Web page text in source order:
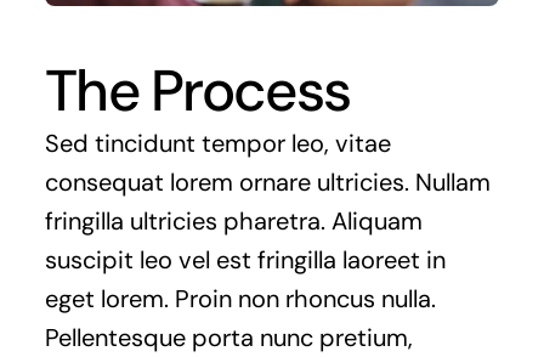
The Process
Sed tincidunt tempor leo, vitae
consequat lorem ornare ultricies. Nullam
fringilla ultricies pharetra. Aliquam
suscipit leo vel est fringilla laoreet in
eget lorem. Proin non rhoncus nulla.
Pellentesque porta nunc pretium,